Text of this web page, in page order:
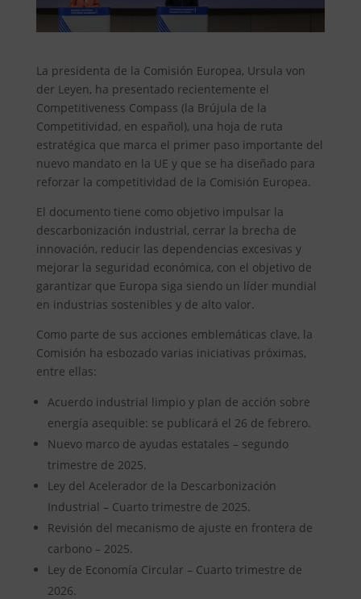
La presidenta de la Comisión Europea, Ursula von
der Leyen, ha presentado recientemente el
Competitiveness Compass (la Brújula de la
Competitividad, en español), una hoja de ruta
estratégica que marca el primer paso importante del
nuevo mandato en la UE y que se ha diseñado para
reforzar la competitividad de la Comisión Europea.
El documento tiene como objetivo impulsar la
descarbonización industrial, cerrar la brecha de
innovación, reducir las dependencias excesivas y
mejorar la seguridad económica, con el objetivo de
garantizar que Europa siga siendo un líder mundial
en industrias sostenibles y de alto valor.
Como parte de sus acciones emblemáticas clave, la
Comisión ha esbozado varias iniciativas próximas,
entre ellas:
Acuerdo industrial limpio y plan de acción sobre
energía asequible: se publicará el 26 de febrero.
Nuevo marco de ayudas estatales – segundo
trimestre de 2025.
Ley del Acelerador de la Descarbonización
Industrial – Cuarto trimestre de 2025.
Revisión del mecanismo de ajuste en frontera de
carbono – 2025.
Ley de Economía Circular – Cuarto trimestre de
2026.